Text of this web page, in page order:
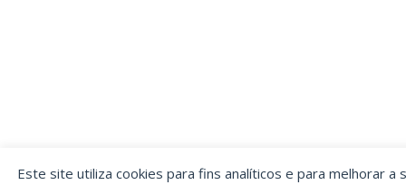
Este site utiliza cookies para fins analíticos e para melhorar a